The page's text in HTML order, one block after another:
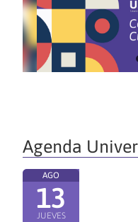
Agenda
AGO
13
JUEVES